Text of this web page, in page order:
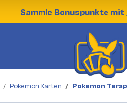
Sammle Bonuspunkte
Pokemon Karten Pokemon